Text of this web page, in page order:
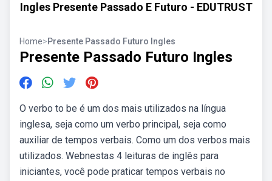
Ingles Presente Passado E Futuro - EDUTRUST
Home>Presente Passado Futuro Ingles
Presente Passado Futuro Ingles
O verbo to be é um dos mais utilizados na língua
inglesa, seja como um verbo principal, seja como
auxiliar de tempos verbais. Como um dos verbos mais
utilizados. Webnestas 4 leituras de inglês para
iniciantes, você pode praticar tempos verbais no